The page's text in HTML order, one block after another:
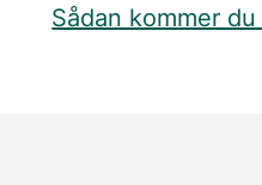
Sådan kommer